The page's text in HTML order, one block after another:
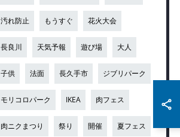
汚れ防止 もうすぐ 花火大会
長良川 天気予報 遊び場 大人
子供 法面 長久手市 ジブリパーク
モリコロパーク IKEA 肉フェス
肉ニクまつり 祭り 開催 夏フェス